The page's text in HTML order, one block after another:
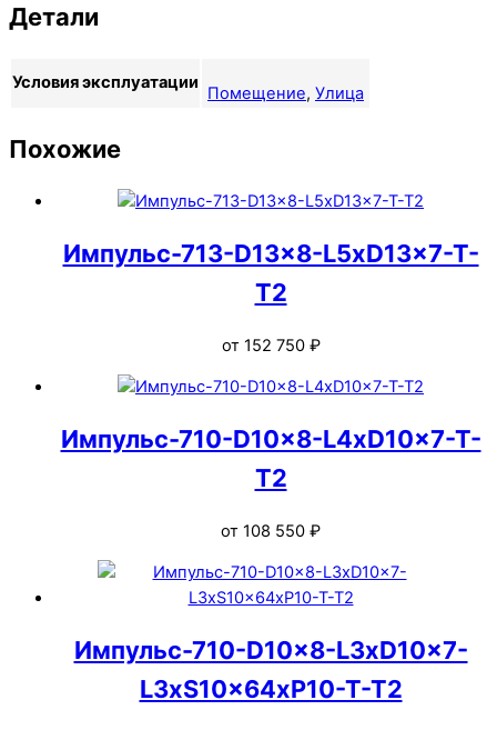
Детали
Условия эксплуатации
Помещение, Улица
Похожие
Импульс-713-D13x8-L5xD13x7-T-
T2
от 152 750 ₽
Импульс-710-D10x8-L4xD10x7-T-
T2
от 108 550 ₽
Импульс-710-D10x8-L3xD10x7-
L3xS10x64xP10-T-T2